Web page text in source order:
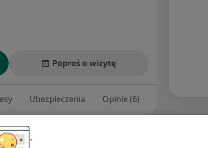
Poproś o wizytę
Ubezpieczenia Opinie (6)